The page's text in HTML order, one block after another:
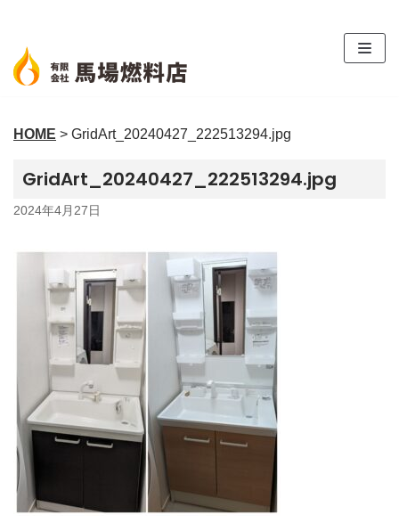
ン
テ
ン
へ
キ
ッ
HOME > GridArt_20240427_222513294.jpg
GridArt_20240427_222513294.jpg
2024年4月27日